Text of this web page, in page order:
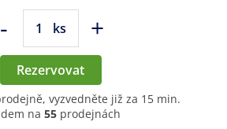
- ks +
Rezervovat
vyzvedněte již za 15 min.
na 55 prodejnách